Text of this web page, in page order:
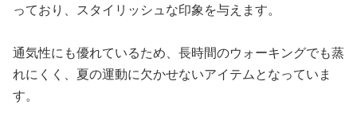
っており、スタイリッシュな印象を与えます。
通気性にも優れているため、長時間のウォーキングでも蒸
れにくく、夏の運動に欠かせないアイテムとなっていま
す。